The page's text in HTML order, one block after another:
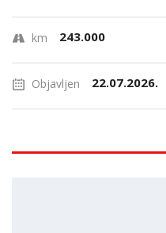
km 243.000
Objavljen 22.07.2026.